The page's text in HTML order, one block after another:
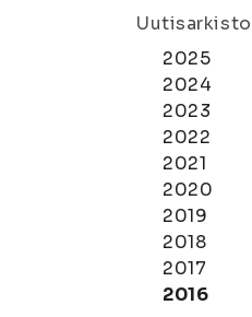
Uutisarkisto
2025
2024
2023
2022
2021
2020
2019
2018
2017
2016